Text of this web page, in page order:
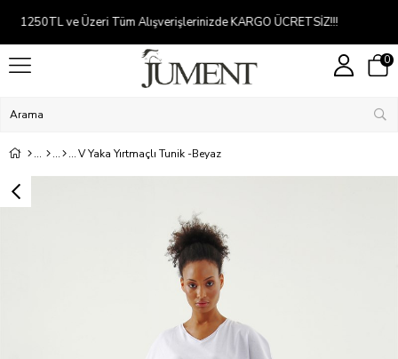
Kredi kartına 2-5 taksit
0
V Yaka Yırtmaçlı Tunik -Beyaz